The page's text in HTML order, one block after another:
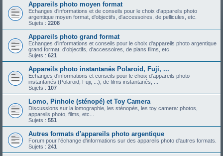
Appareils photo moyen format
Echanges d'informations et de conseils pour le choix d'appareils photo
argentique moyen format, d'objectifs, d'accessoires, de pellicules, etc.
Sujets : 2208
Appareils photo grand format
Echanges d'informations et conseils pour le choix d'appareils photo argentique
grand format, d'objectifs, d'accessoires, de plans films, etc.
Sujets : 621
Appareils photo instantanés Polaroid, Fuji, ...
Echanges d'informations et conseils pour le choix d'appareils photo
instantanés (Polaroid, Fuji, ...), de films instantanés, ...
Sujets : 107
Lomo, Pinhole (sténopé) et Toy Camera
Discussions sur la lomographie, les sténopés, les toy camera: photos,
appareils photo, films, etc...
Sujets : 551
Autres formats d'appareils photo argentique
Forum pour l'échange d'informations sur des appareils photo d'autres formats.
Sujets : 241